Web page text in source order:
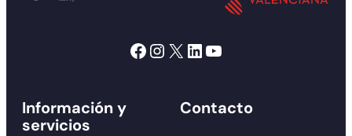
Facebook Instagram X LinkedIn YouTube
Información y
servicios
Contacto